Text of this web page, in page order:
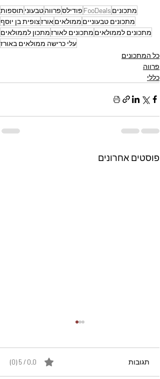
מתכונים FooDeals פודילספרווהטבעוני תוספות
מתכונים טבעוניים ממולאיםאורזצופית בן יוסף
מתכונים לממולאים מתכונים לאורזמתכון לממולאים
עלי כרישה ממולאים באורז
כל המתכונים
פרווה
כללי
פוסטים אחרונים
תגובות 0.0 / 5 ‏(0)